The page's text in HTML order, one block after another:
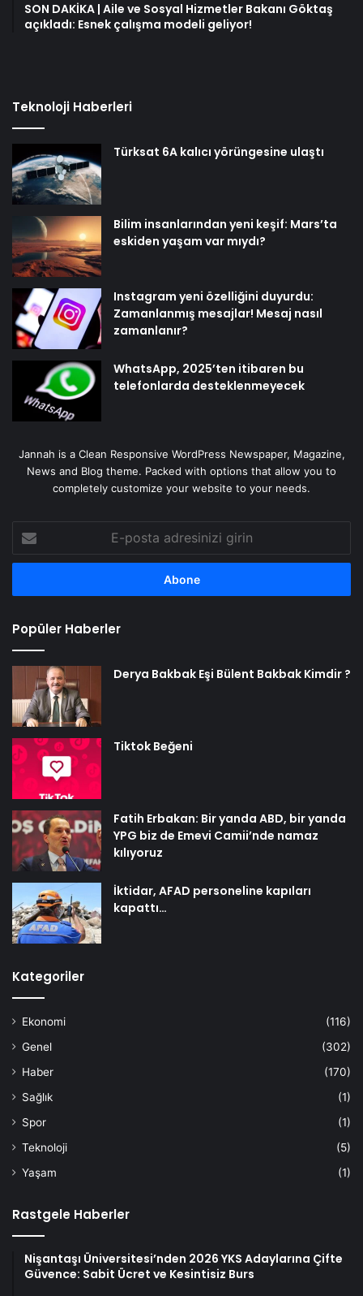
SON DAKİKA | Aile ve Sosyal Hizmetler Bakanı Göktaş
açıkladı: Esnek çalışma modeli geliyor!
Teknoloji Haberleri
Türksat 6A kalıcı yörüngesine ulaştı
Bilim insanlarından yeni keşif: Mars’ta
eskiden yaşam var mıydı?
Instagram yeni özelliğini duyurdu:
Zamanlanmış mesajlar! Mesaj nasıl
zamanlanır?
WhatsApp, 2025’ten itibaren bu
telefonlarda desteklenmeyecek
Jannah is a Clean Responsive WordPress Newspaper, Magazine,
News and Blog theme. Packed with options that allow you to
completely customize your website to your needs.
posta
adresinizi
Popüler Haberler
Derya Bakbak Eşi Bülent Bakbak Kimdir ?
Tiktok Beğeni
Fatih Erbakan: Bir yanda ABD, bir yanda
YPG biz de Emevi Camii’nde namaz
kılıyoruz
İktidar, AFAD personeline kapıları
kapattı…
Kategoriler
Ekonomi
(116)
Genel
(302)
Haber
(170)
Sağlık
(1)
Spor
(1)
Teknoloji
(5)
Yaşam
(1)
Rastgele Haberler
Nişantaşı Üniversitesi’nden 2026 YKS Adaylarına Çifte
Güvence: Sabit Ücret ve Kesintisiz Burs